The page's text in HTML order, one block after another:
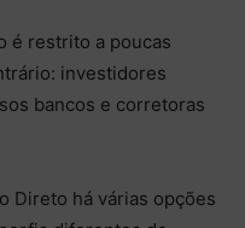
é restrito a poucas
investidores
bancos e corretoras
Direto há várias opções